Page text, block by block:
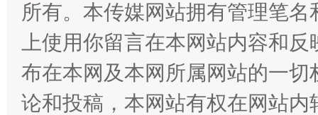
所有。本传媒网站拥有管理笔
上使用你留言在本网站内容和
布在本网及本网所属网站的一
论和投稿，本网站有权在网站